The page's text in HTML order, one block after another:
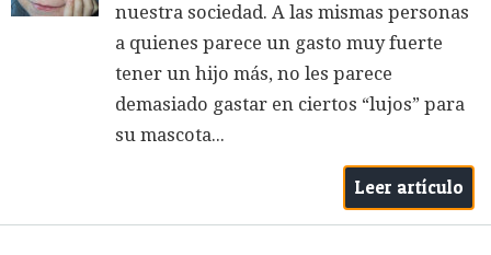
nuestra sociedad. A las mismas personas
a quienes parece un gasto muy fuerte
tener un hijo más, no les parece
demasiado gastar en ciertos “lujos” para
su mascota...
Leer artículo